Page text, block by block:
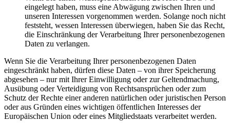
eingelegt haben, muss eine Abwägung zwischen Ihren und
unseren Interessen vorgenommen werden. Solange noch nicht
feststeht, wessen Interessen überwiegen, haben Sie das Recht,
die Einschränkung der Verarbeitung Ihrer personenbezogenen
Daten zu verlangen.
Wenn Sie die Verarbeitung Ihrer personenbezogenen Daten
eingeschränkt haben, dürfen diese Daten – von ihrer Speicherung
abgesehen – nur mit Ihrer Einwilligung oder zur Geltendmachung,
Ausübung oder Verteidigung von Rechtsansprüchen oder zum
Schutz der Rechte einer anderen natürlichen oder juristischen Person
oder aus Gründen eines wichtigen öffentlichen Interesses der
Europäischen Union oder eines Mitgliedstaats verarbeitet werden.